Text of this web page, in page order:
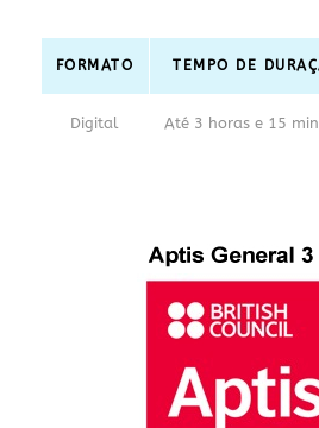
FORMATO TEMPO DE
Digital Até 3 horas e 15